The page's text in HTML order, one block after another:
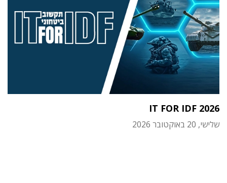
IT FOR IDF 2026
שלישי, 20 באוקטובר 2026